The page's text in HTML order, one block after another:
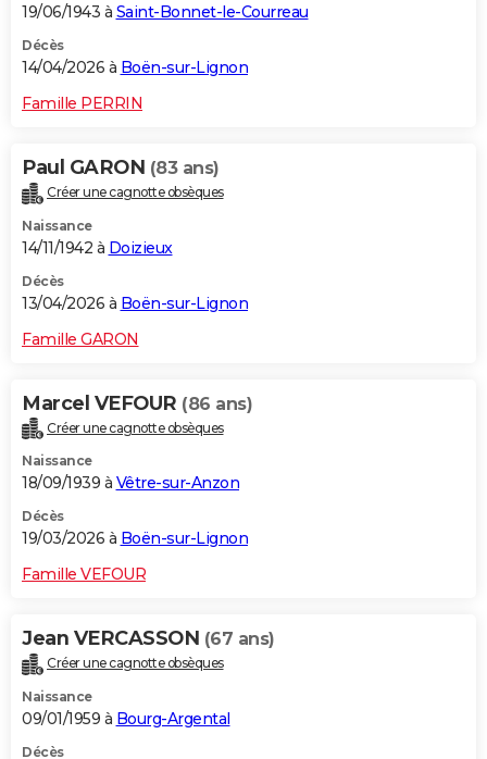
19/06/1943 à Saint-Bonnet-le-Courreau
Décès
14/04/2026 à Boën-sur-Lignon
Famille PERRIN
Paul GARON (83 ans)
Créer une cagnotte obsèques
Naissance
14/11/1942 à Doizieux
Décès
13/04/2026 à Boën-sur-Lignon
Famille GARON
Marcel VEFOUR (86 ans)
Créer une cagnotte obsèques
Naissance
18/09/1939 à Vêtre-sur-Anzon
Décès
19/03/2026 à Boën-sur-Lignon
Famille VEFOUR
Jean VERCASSON (67 ans)
Créer une cagnotte obsèques
Naissance
09/01/1959 à Bourg-Argental
Décès